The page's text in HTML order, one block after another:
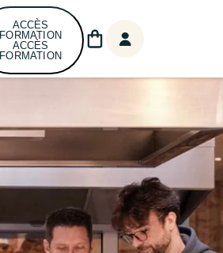
ACCÈS
FORMATION
ACCÈS
FORMATION